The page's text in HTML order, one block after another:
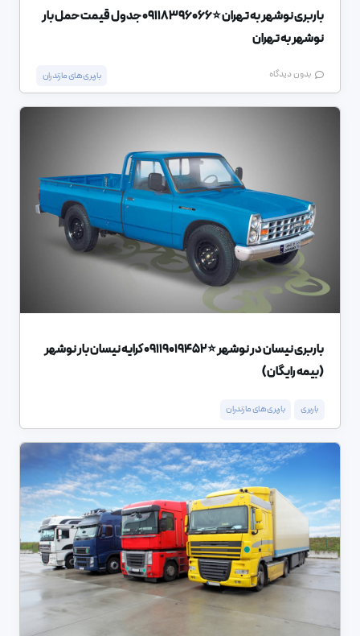
باربری نوشهر به تهران ⭐️09118396066 جدول قیمت حمل بار
نوشهر به تهران
بدون دیدگاه باربری های مازندران
باربری نیسان در نوشهر ⭐️09119019452 کرایه نیسان بار نوشهر
(بیمه رایگان)
باربری باربری های مازندران